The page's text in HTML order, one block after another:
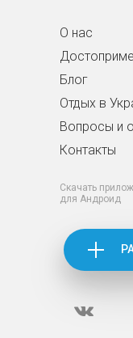
О нас
Блог
Отдых в
Вопросы и
Контакты
Скачать
для Андроид